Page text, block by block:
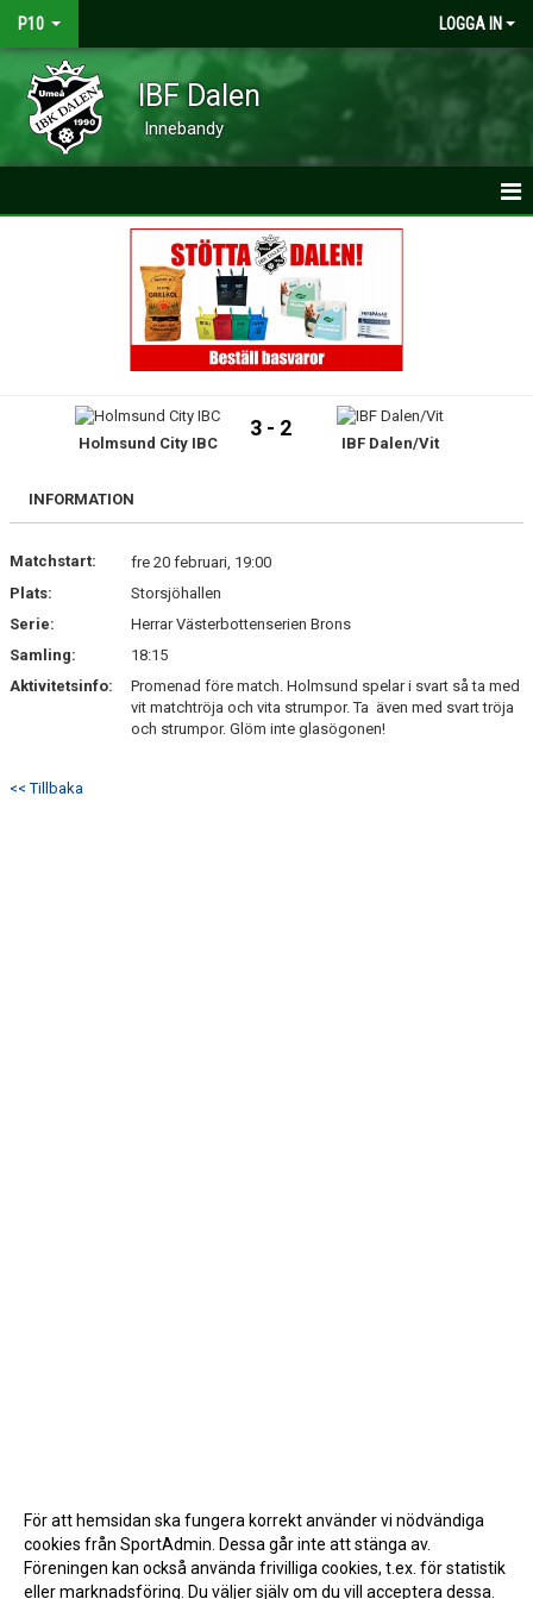
P10 LOGGA IN
IBF Dalen
Innebandy
BILDGALLERI
KONTAKT
Holmsund City IBC
3 - 2
IBF Dalen/Vit
INFORMATION
Matchstart:
fre 20 februari, 19:00
Plats:
Storsjöhallen
Serie:
Herrar Västerbottenserien Brons
Samling:
18:15
Aktivitetsinfo:
Promenad före match. Holmsund spelar i svart så ta med
vit matchtröja och vita strumpor. Ta även med svart tröja
och strumpor. Glöm inte glasögonen!
<< Tillbaka
För att hemsidan ska fungera korrekt använder vi nödvändiga
cookies från SportAdmin. Dessa går inte att stänga av.
Föreningen kan också använda frivilliga cookies, t.ex. för statistik
eller marknadsföring. Du väljer själv om du vill acceptera dessa.